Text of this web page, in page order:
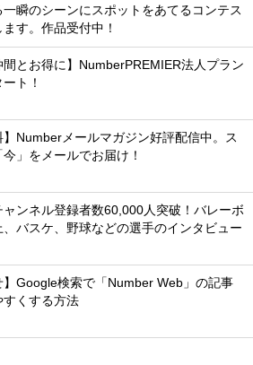
瞬のシーンにスポットをあてるコンテス
ます。作品受付中！
間とお得に】NumberPREMIER法人プラン
ト！
】Numberメールマガジン好評配信中。ス
」をメールでお届け！
ャンネル登録者数60,000人突破！バレーボ
、バスケ、野球などの選手のインタビュー
】Google検索で「Number Web」の記事
すくする方法